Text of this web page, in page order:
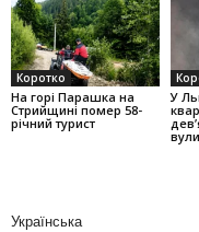
Коротко
На горі Парашка на
Стрийщині помер 58-
річний турист
У
Українська